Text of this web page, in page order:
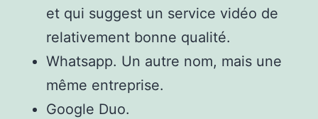
et qui suggest un service vidéo de
relativement bonne qualité.
Whatsapp. Un autre nom, mais une
même entreprise.
Google Duo.